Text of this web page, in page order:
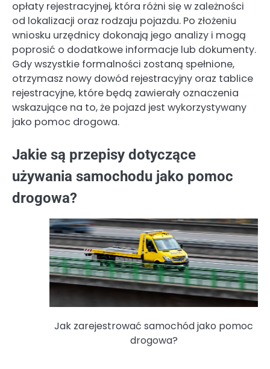
opłaty rejestracyjnej, która różni się w zależności
od lokalizacji oraz rodzaju pojazdu. Po złożeniu
wniosku urzędnicy dokonają jego analizy i mogą
poprosić o dodatkowe informacje lub dokumenty.
Gdy wszystkie formalności zostaną spełnione,
otrzymasz nowy dowód rejestracyjny oraz tablice
rejestracyjne, które będą zawierały oznaczenia
wskazujące na to, że pojazd jest wykorzystywany
jako pomoc drogowa.
Jakie są przepisy dotyczące
używania samochodu jako pomoc
drogowa?
Jak zarejestrować samochód jako pomoc
drogowa?